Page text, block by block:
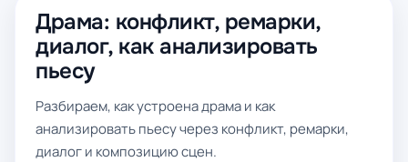
Драма: конфликт, ремарки,
диалог, как анализировать
пьесу
Разбираем, как устроена драма и как
анализировать пьесу через конфликт, ремарки,
диалог и композицию сцен.